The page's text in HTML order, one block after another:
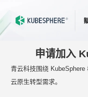
申请加入
青云科技围绕
云原生转型需求。